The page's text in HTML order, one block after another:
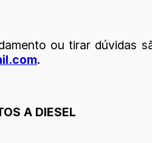
ou tirar dúvidas
.
A DIESEL